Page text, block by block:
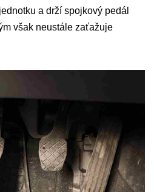
a drží spojkový pedál
však neustále zaťažuje